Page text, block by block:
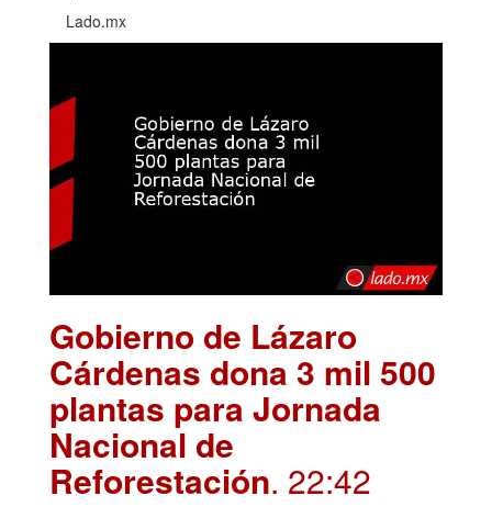
Lado.mx
Gobierno de Lázaro
Cárdenas dona 3 mil 500
plantas para Jornada
Nacional de
Reforestación. 22:42